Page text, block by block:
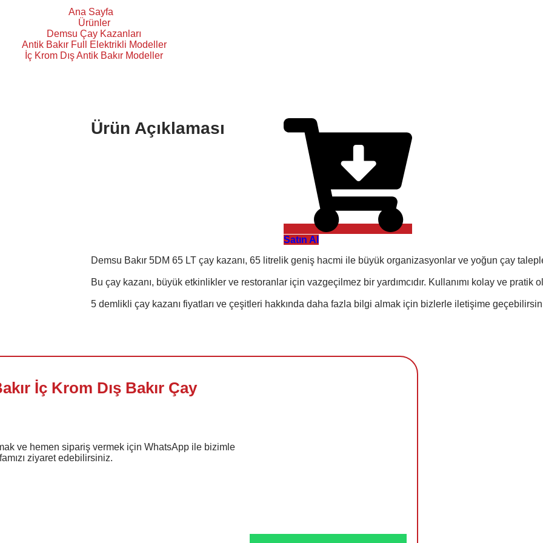
Ana Sayfa
Ürünler
Demsu Çay Kazanları
Antik Bakır Full Elektrikli Modeller
İç Krom Dış Antik Bakır Modeller
Ürün Açıklaması
Satın Al
Demsu Bakır 5DM 65 LT çay kazanı, 65 litrelik geniş hacmi ile büyük organizasyonlar ve yoğun çay
Bu çay kazanı, büyük etkinlikler ve restoranlar için vazgeçilmez bir yardımcıdır. Kullanımı kolay ve
5 demlikli çay kazanı fiyatları ve çeşitleri hakkında daha fazla bilgi almak için bizlerle iletişime
İç Krom Dış Bakır Çay
ve hemen sipariş vermek için WhatsApp ile bizimle
ziyaret edebilirsiniz.